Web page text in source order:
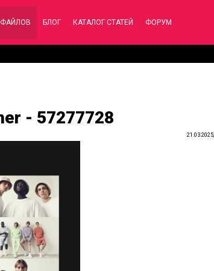
ФАЙЛОВ БЛОГ КАТАЛОГ СТАТЕЙ ФОРУМ
- 57277728